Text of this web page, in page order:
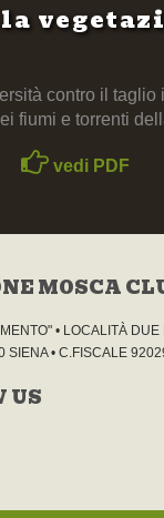
contro il taglio
fiumi e torrenti
vedi PDF
MOSCA
• LOCALITÀ DUE
SIENA • C.FISCALE
US